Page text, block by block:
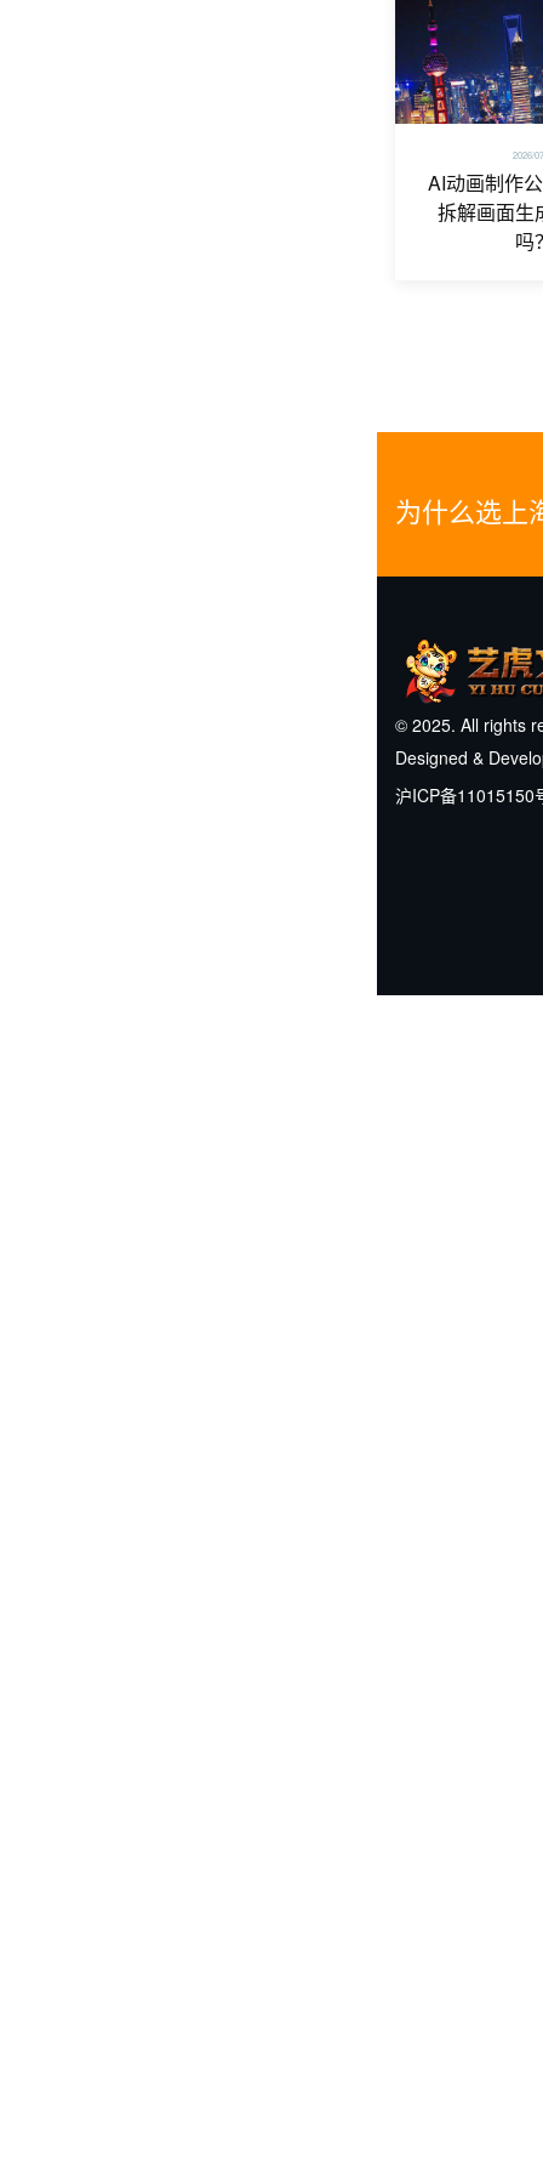
2026/
AI动画制作
拆解画面生
吗
为什么选上
© 2025. All rights
Designed &
沪ICP备11015150